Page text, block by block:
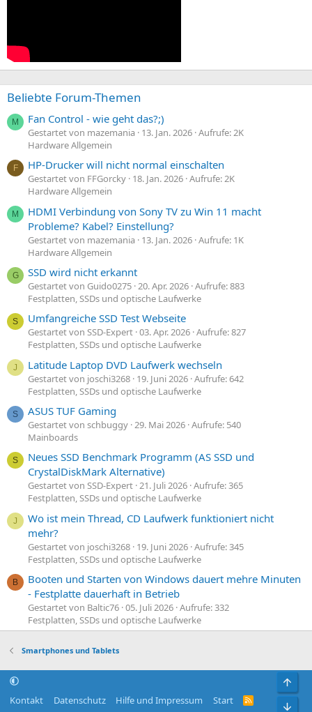
Beliebte Forum-Themen
M Fan Control - wie geht das?;)
Gestartet von mazemania 13. Jan. 2026 Aufrufe: 2K
Hardware Allgemein
F HP-Drucker will nicht normal einschalten
Gestartet von FFGorcky 18. Jan. 2026 Aufrufe: 2K
Hardware Allgemein
M
HDMI Verbindung von Sony TV zu Win 11 macht
Probleme? Kabel? Einstellung?
Gestartet von mazemania 13. Jan. 2026 Aufrufe: 1K
Hardware Allgemein
G SSD wird nicht erkannt
Gestartet von Guido0275 20. Apr. 2026 Aufrufe: 883
Festplatten, SSDs und optische Laufwerke
S Umfangreiche SSD Test Webseite
Gestartet von SSD-Expert 03. Apr. 2026 Aufrufe: 827
Festplatten, SSDs und optische Laufwerke
J Latitude Laptop DVD Laufwerk wechseln
Gestartet von joschi3268 19. Juni 2026 Aufrufe: 642
Festplatten, SSDs und optische Laufwerke
S ASUS TUF Gaming
Gestartet von schbuggy 29. Mai 2026 Aufrufe: 540
Mainboards
S
Neues SSD Benchmark Programm (AS SSD und
CrystalDiskMark Alternative)
Gestartet von SSD-Expert 21. Juli 2026 Aufrufe: 365
Festplatten, SSDs und optische Laufwerke
J
Wo ist mein Thread, CD Laufwerk funktioniert nicht
mehr?
Gestartet von joschi3268 19. Juni 2026 Aufrufe: 345
Festplatten, SSDs und optische Laufwerke
B
Booten und Starten von Windows dauert mehre Minuten
- Festplatte dauerhaft in Betrieb
Gestartet von Baltic76 05. Juli 2026 Aufrufe: 332
Festplatten, SSDs und optische Laufwerke
Smartphones und Tablets
Kontakt Datenschutz Hilfe und Impressum Start
R